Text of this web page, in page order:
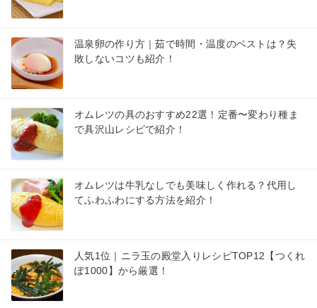
温泉卵の作り方｜茹で時間・温度のベストは？失
敗しないコツも紹介！
オムレツの具のおすすめ22選！定番〜変わり種ま
で具沢山レシピで紹介！
オムレツは牛乳なしでも美味しく作れる？代用し
てふわふわにする方法を紹介！
人気1位｜ニラ玉の殿堂入りレシピTOP12【つくれ
ぽ1000】から厳選！